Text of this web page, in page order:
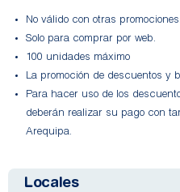
No válido con otras promociones.
Solo para comprar por web.
100 unidades máximo
La promoción de descuentos y
Para hacer uso de los
deberán realizar su pago con
Arequipa.
Locales